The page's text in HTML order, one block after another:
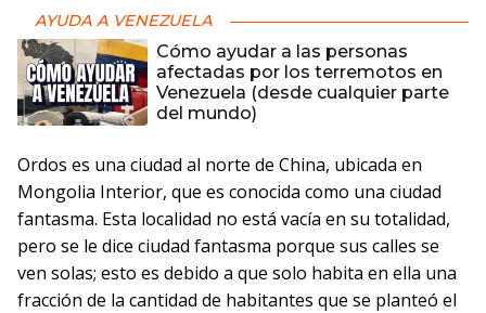
AYUDA A VENEZUELA
Cómo ayudar a las personas
afectadas por los terremotos en
Venezuela (desde cualquier parte
del mundo)
Ordos es una ciudad al norte de China, ubicada en
Mongolia Interior, que es conocida como una ciudad
fantasma. Esta localidad no está vacía en su totalidad,
pero se le dice ciudad fantasma porque sus calles se
ven solas; esto es debido a que solo habita en ella una
fracción de la cantidad de habitantes que se planteó el